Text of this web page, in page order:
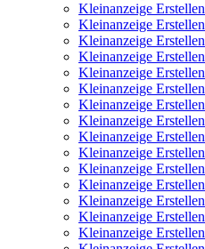
Kleinanzeige Erstellen
Kleinanzeige Erstellen
Kleinanzeige Erstellen
Kleinanzeige Erstellen
Kleinanzeige Erstellen
Kleinanzeige Erstellen
Kleinanzeige Erstellen
Kleinanzeige Erstellen
Kleinanzeige Erstellen
Kleinanzeige Erstellen
Kleinanzeige Erstellen
Kleinanzeige Erstellen
Kleinanzeige Erstellen
Kleinanzeige Erstellen
Kleinanzeige Erstellen